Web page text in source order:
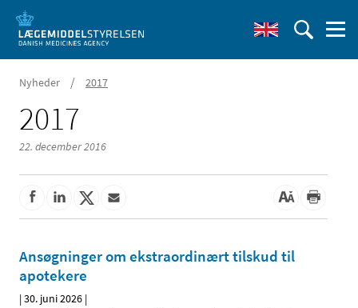
Nyheder / 2017
2017
22. december 2016
Ansøgninger om ekstraordinært tilskud til
apotekere
|30. juni 2026 |